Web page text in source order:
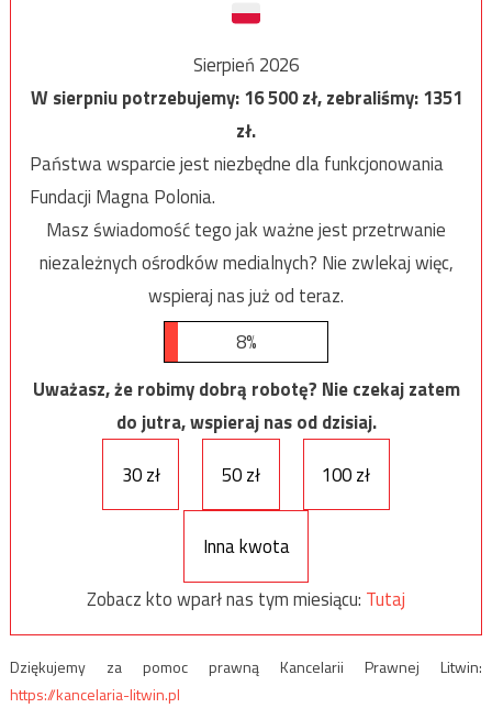
Sierpień 2026
W sierpniu potrzebujemy:16 500zł, zebraliśmy:1351
zł.
Państwa wsparcie jest niezbędne dla funkcjonowania
Fundacji Magna Polonia.
Masz świadomość tego jak ważne jest przetrwanie
niezależnych ośrodków medialnych? Nie zwlekaj więc,
wspieraj nas już od teraz.
8%
Uważasz, że robimy dobrą robotę? Nie czekaj zatem
do jutra, wspieraj nas od dzisiaj.
30 zł
50 zł 100 zł
Inna kwota
Zobacz kto wparł nas tym miesiącu: Tutaj
Dziękujemy za pomoc prawną Kancelarii Prawnej Litwin:
https://kancelaria-litwin.pl